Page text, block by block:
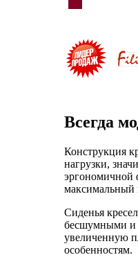
Всегда
Конструкция
нагрузки,
эргономичной
максимальный
Сиденья
бесшумными и
увеличенную
особенностям.